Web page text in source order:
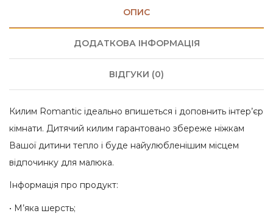
ОПИС
ДОДАТКОВА ІНФОРМАЦІЯ
ВІДГУКИ (0)
Килим Romantic ідеально впишеться і доповнить інтер’єр
кімнати. Дитячий килим гарантовано збереже ніжкам
Вашої дитини тепло і буде найулюбленішим місцем
відпочинку для малюка.
Інформація про продукт:
• М’яка шерсть;